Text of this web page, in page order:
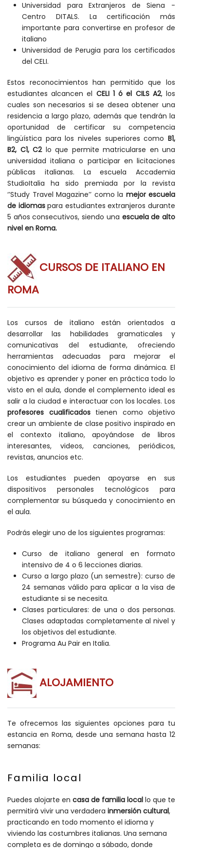
Universidad para Extranjeros de Siena -
Centro DITALS. La certificación más
importante para convertirse en profesor de
italiano
Universidad de Perugia para los certificados
del CELI.
Estos reconocimientos han permitido que los
estudiantes alcancen el CELI 1 ó el CILS A2, los
cuales son necesarios si se desea obtener una
residencia a largo plazo, además que tendrán la
oportunidad de certificar su competencia
lingüística para los niveles superiores como B1,
B2, C1, C2lo que permite matricularse en una
universidad italiana o participar en licitaciones
públicas italianas. La escuela Accademia
StudioItalia ha sido premiada por la revista
‘’Study Travel Magazine’’ como la mejor escuela
de idiomaspara estudiantes extranjeros durante
5 años consecutivos, siendo una escuela de alto
nivel en Roma.
CURSOS DE ITALIANO EN
ROMA
Los cursos de italiano están orientados a
desarrollar las habilidades gramaticales y
comunicativas del estudiante, ofreciendo
herramientas adecuadas para mejorar el
conocimiento del idioma de forma dinámica. El
objetivo es aprender y poner en práctica todo lo
visto en el aula, donde el complemento ideal es
salir a la ciudad e interactuar con los locales. Los
profesores cualificadostienen como objetivo
crear un ambiente de clase positivo inspirado en
el contexto italiano, apoyándose de libros
interesantes, videos, canciones, periódicos,
revistas, anuncios etc.
Los estudiantes pueden apoyarse en sus
dispositivos personales tecnológicos para
complementar su búsqueda y conocimiento en
el aula.
Podrás elegir uno de los siguientes programas:
Curso de italiano general en formato
intensivo de 4 o 6 lecciones diarias.
Curso a largo plazo (un semestre): curso de
24 semanas válido para aplicar a la visa de
estudiante si se necesita.
Clases particulares: de una o dos personas.
Clases adaptadas completamente al nivel y
los objetivos del estudiante.
Programa Au Pair en Italia.
ALOJAMIENTO
Te ofrecemos las siguientes opciones para tu
estancia en Roma, desde una semana hasta 12
semanas:
Familia local
Puedes alojarte en casa de familia local lo que te
permitirá vivir una verdadera inmersión cultural,
practicando en todo momento el idioma y
viviendo las costumbres italianas. Una semana
completa es de domingo a sábado, donde